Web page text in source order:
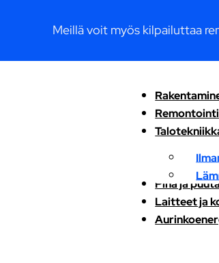
Meillä voit myös kilpailuttaa
Remontointi
Piha ja
Laitteet ja